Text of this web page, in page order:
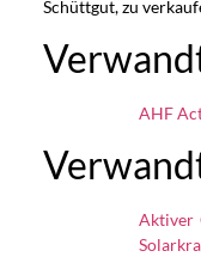
Schüttgut, zu
AHF
Aktiver